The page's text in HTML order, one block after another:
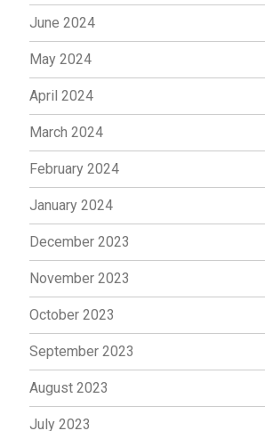
June 2024
May 2024
April 2024
March 2024
February 2024
January 2024
December 2023
November 2023
October 2023
September 2023
August 2023
July 2023